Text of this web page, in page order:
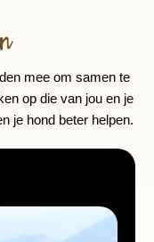
mee om samen te
op die van jou en je
je hond beter helpen.